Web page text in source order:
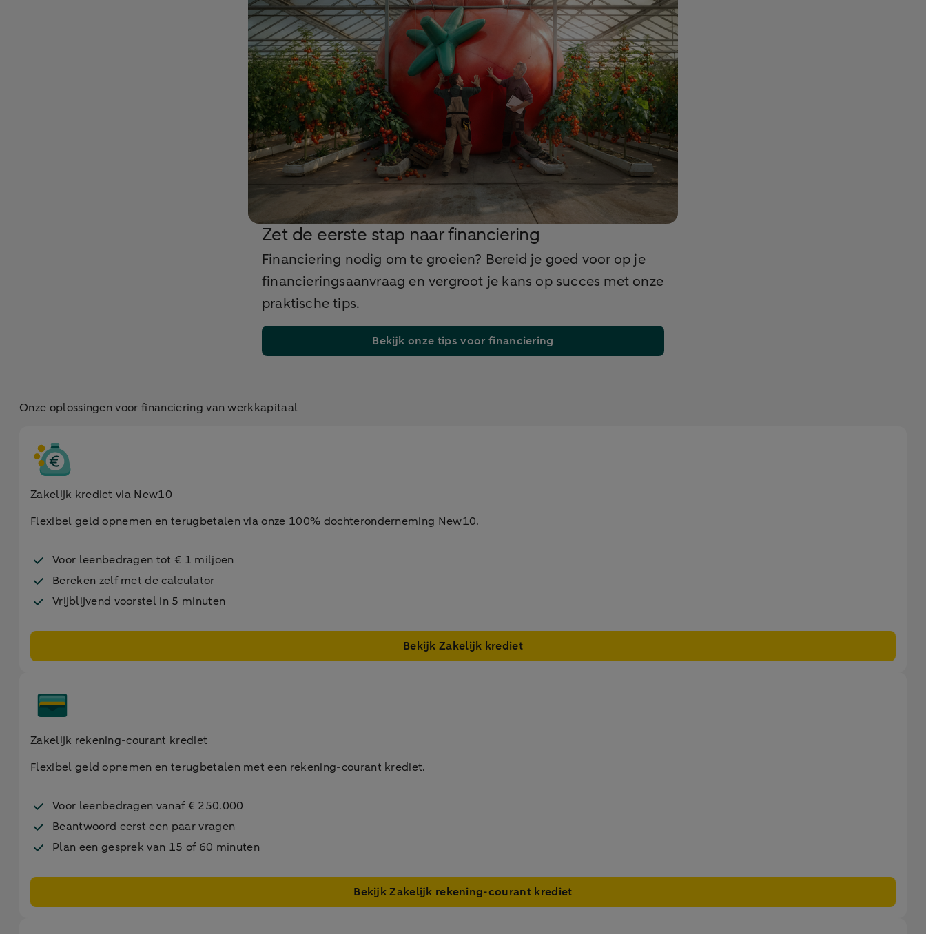
Zet de eerste stap naar financiering
Financiering nodig om te groeien? Bereid je goed voor op je
financieringsaanvraag en vergroot je kans op succes met onze
praktische tips.
Bekijk onze tips voor financiering
Onze oplossingen voor financiering van werkkapitaal
Zakelijk krediet via New10
Flexibel geld opnemen en terugbetalen via onze 100% dochteronderneming New10.
Voor leenbedragen tot € 1 miljoen
Bereken zelf met de calculator
Vrijblijvend voorstel in 5 minuten
Bekijk Zakelijk krediet
Zakelijk rekening-courant krediet
Flexibel geld opnemen en terugbetalen met een rekening-courant krediet.
Voor leenbedragen vanaf € 250.000
Beantwoord eerst een paar vragen
Plan een gesprek van 15 of 60 minuten
Bekijk Zakelijk rekening-courant krediet